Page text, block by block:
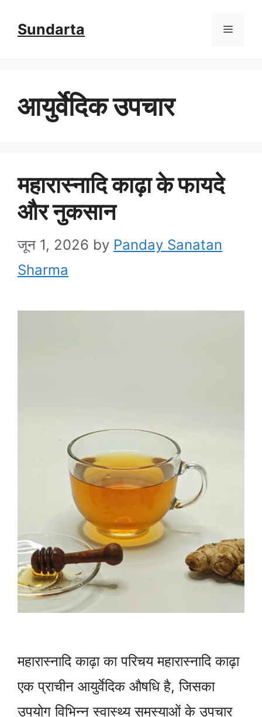
Sundarta Menu
आयुर्वेदिक उपचार
महारास्नादि काढ़ा के फायदे
और नुकसान
जून 1, 2026 by Panday Sanatan
Sharma
महारास्नादि काढ़ा का परिचय महारास्नादि काढ़ा
एक प्राचीन आयुर्वेदिक औषधि है, जिसका
उपयोग विभिन्न स्वास्थ्य समस्याओं के उपचार